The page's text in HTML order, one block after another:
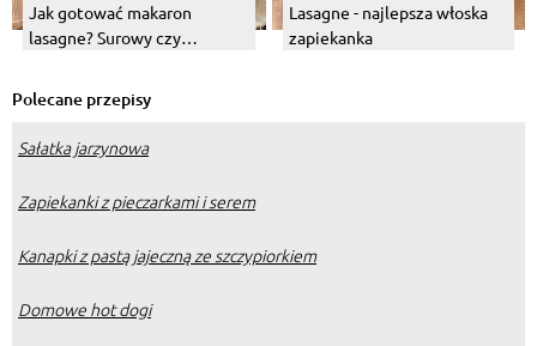
Jak gotować makaron
lasagne? Surowy czy
być?
Lasagne - najlepsza włoska
zapiekanka
Polecane przepisy
Sałatka jarzynowa
Zapiekanki z pieczarkami i serem
Kanapki z pastą jajeczną ze szczypiorkiem
Domowe hot dogi